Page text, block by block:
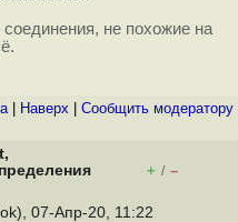
не похожие на
| Наверх Cообщить модератору
+ / –
07-Апр-20, 11:22